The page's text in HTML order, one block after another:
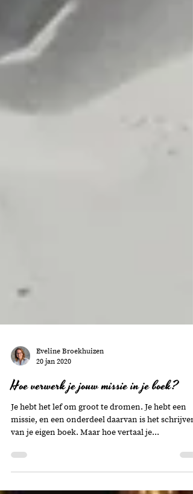
Eveline Broekhuizen
20 jan 2020
Hoe verwerk je jouw missie in je boek?
Je hebt het lef om groot te dromen. Je hebt een
missie, en een onderdeel daarvan is het schrijven